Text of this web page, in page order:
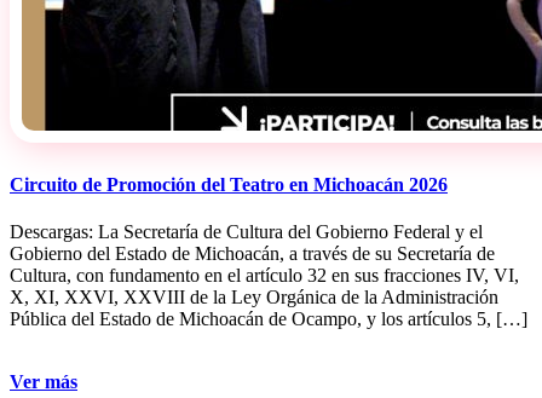
Circuito de Promoción del Teatro en Michoacán 2026
Descargas: La Secretaría de Cultura del Gobierno Federal y el
Gobierno del Estado de Michoacán, a través de su Secretaría de
Cultura, con fundamento en el artículo 32 en sus fracciones IV, VI,
X, XI, XXVI, XXVIII de la Ley Orgánica de la Administración
Pública del Estado de Michoacán de Ocampo, y los artículos 5, […]
Ver más